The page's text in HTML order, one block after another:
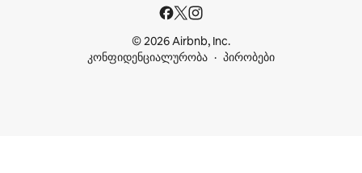
© 2026 Airbnb, Inc.
კონფიდენციალურობა
პირობები